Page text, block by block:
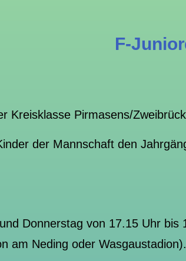
F-
Kreisklasse Pirmasens/
der Mannschaft den
Donnerstag von 17.15 Uhr
am Neding oder Wasgaustadion).